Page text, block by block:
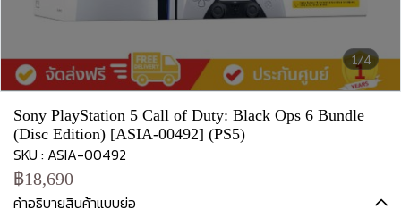
1/4
Sony PlayStation 5 Call of Duty: Black Ops 6 Bundle
(Disc Edition) [ASIA-00492] (PS5)
SKU : ASIA-00492
฿18,690
คำอธิบายสินค้าแบบย่อ